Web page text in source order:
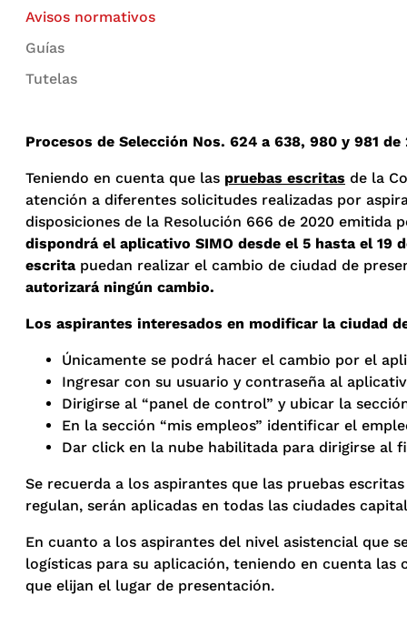
Avisos normativos
Guías
Tutelas
Procesos de Selección Nos. 624 a 638, 980 y 981
Teniendo en cuenta que las pruebas escritas de la
atención a diferentes solicitudes realizadas por
disposiciones de la Resolución 666 de 2020
dispondrá el aplicativo SIMO desde el 5 hasta el 19
escrita puedan realizar el cambio de ciudad de
autorizará ningún cambio.
Los aspirantes interesados en modificar la ciudad
Únicamente se podrá hacer el cambio por el
Ingresar con su usuario y contraseña al
Dirigirse al “panel de control” y ubicar la
En la sección “mis empleos” identificar el
Dar click en la nube habilitada para dirigirse al
Se recuerda a los aspirantes que las pruebas
regulan, serán aplicadas en todas las ciudades
En cuanto a los aspirantes del nivel asistencial que
logísticas para su aplicación, teniendo en cuenta
que elijan el lugar de presentación.